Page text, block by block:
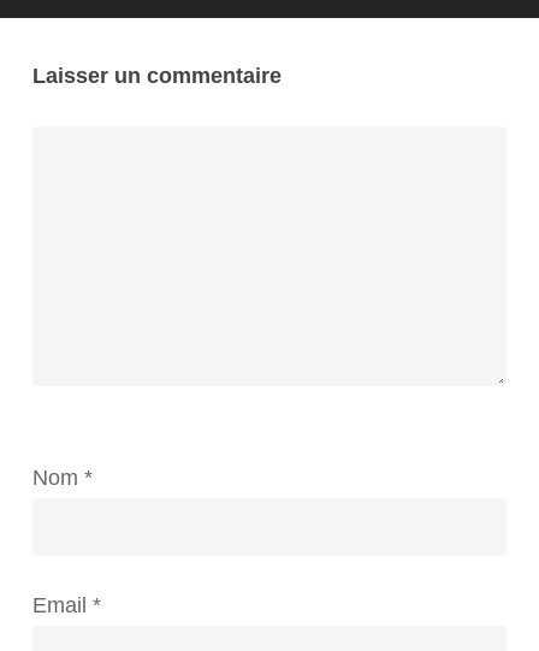
Laisser un commentaire
Nom *
Email *